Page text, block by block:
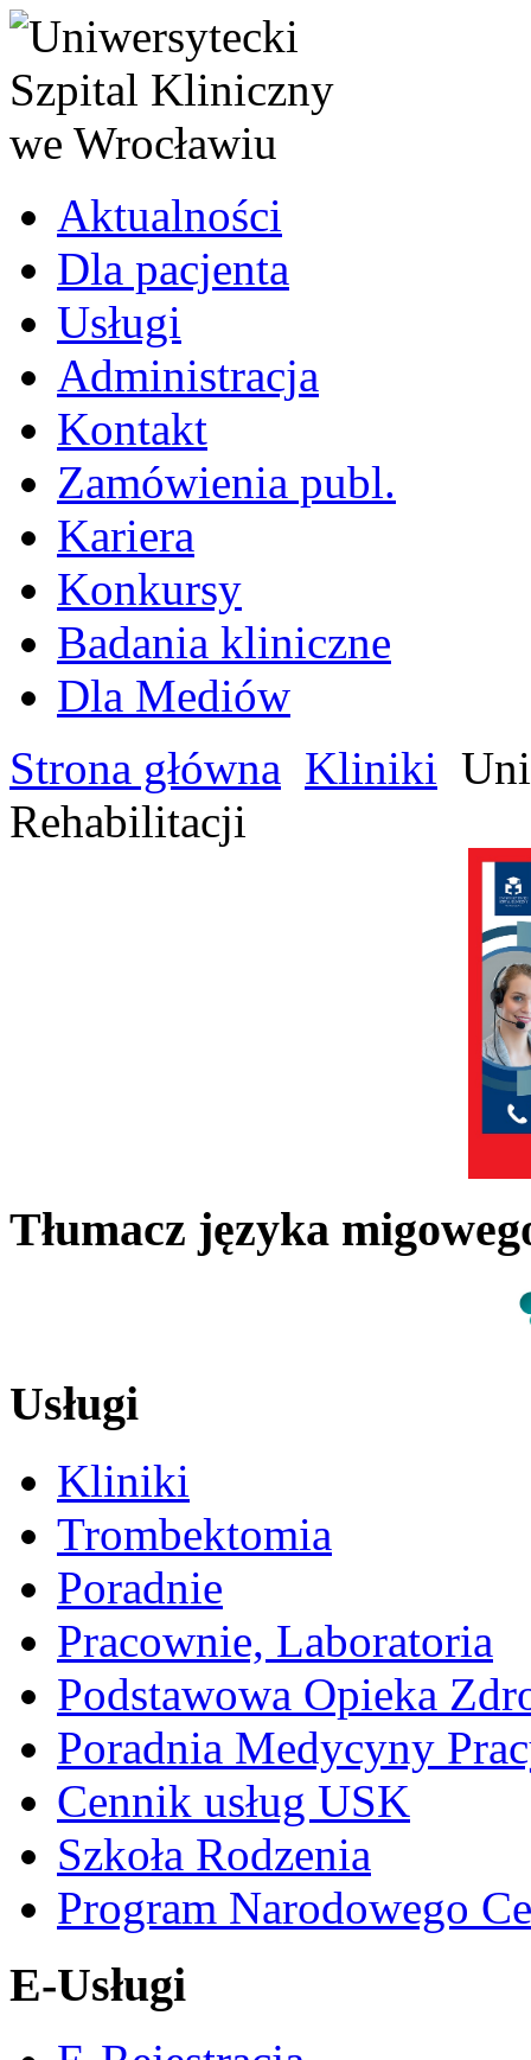
Aktualności
Dla pacjenta
Usługi
Administracja
Kontakt
Zamówienia publ.
Kariera
Konkursy
Badania kliniczne
Dla Mediów
Strona główna Kliniki
Rehabilitacji
Tłumacz języka
Usługi
Kliniki
Trombektomia
Poradnie
Pracownie, Laboratoria
Podstawowa Opieka
Poradnia Medycyny
Cennik usług USK
Szkoła Rodzenia
Program Narodowego
E-Usługi